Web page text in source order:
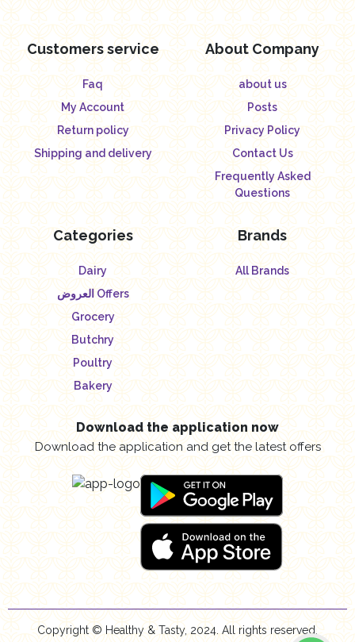
Customers service
Faq
My Account
Return policy
Shipping and delivery
About Company
about us
Posts
Privacy Policy
Contact Us
Frequently Asked
Questions
Categories
Dairy
العروض Offers
Grocery
Butchry
Poultry
Bakery
Brands
All Brands
Download the application now
Download the application and get the latest offers
Copyright © Healthy & Tasty, 2024. All rights reserved.